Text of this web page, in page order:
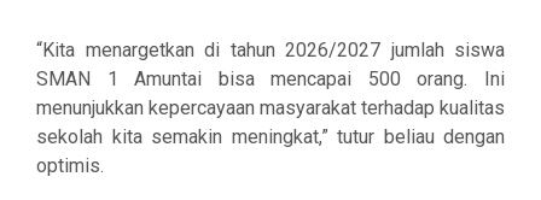
“Kita menargetkan di tahun 2026/2027 jumlah siswa
SMAN 1 Amuntai bisa mencapai 500 orang. Ini
menunjukkan kepercayaan masyarakat terhadap kualitas
sekolah kita semakin meningkat,” tutur beliau dengan
optimis.